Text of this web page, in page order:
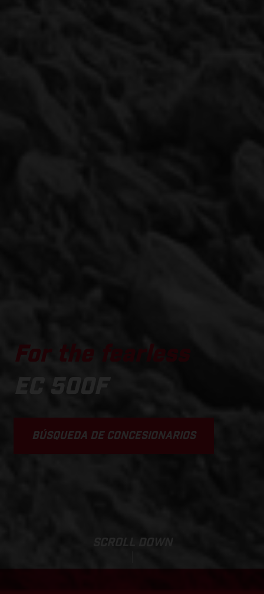
For the fearless
EC 500F
BÚSQUEDA DE CONCESIONARIOS
SCROLL DOWN